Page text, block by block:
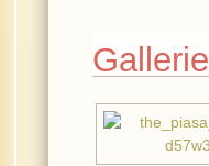
Gallerie